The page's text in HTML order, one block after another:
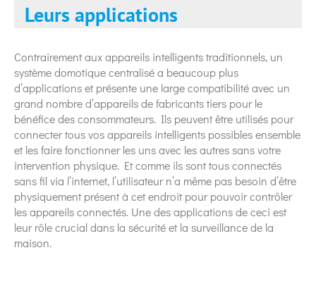
Leurs applications
Contrairement aux appareils intelligents traditionnels, un
système domotique centralisé a beaucoup plus
d’applications et présente une large compatibilité avec un
grand nombre d’appareils de fabricants tiers pour le
bénéfice des consommateurs. Ils peuvent être utilisés pour
connecter tous vos appareils intelligents possibles ensemble
et les faire fonctionner les uns avec les autres sans votre
intervention physique. Et comme ils sont tous connectés
sans fil via l’internet, l’utilisateur n’a même pas besoin d’être
physiquement présent à cet endroit pour pouvoir contrôler
les appareils connectés. Une des applications de ceci est
leur rôle crucial dans la sécurité et la surveillance de la
maison.